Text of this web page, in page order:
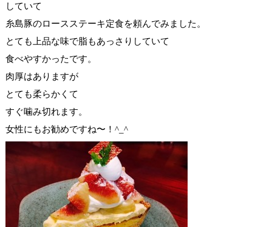
していて
糸島豚のロースステーキ定食を頼んでみました。
とても上品な味で脂もあっさりしていて
食べやすかったです。
肉厚はありますが
とても柔らかくて
すぐ噛み切れます。
女性にもお勧めですね〜！^_^